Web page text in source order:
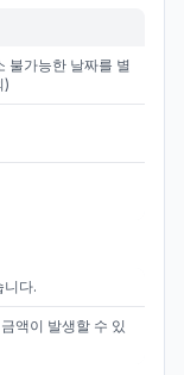
불가능한 날짜를 별
)
니다.
액이 발생할 수 있